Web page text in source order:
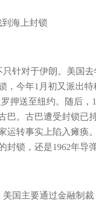
海上封锁
只针对于伊朗。美国去
，今年1 月初又派出
押送至纽约。随后， 1
巴。古巴遭受封锁已
运转事实上陷入瘫痪
封锁，还是1962年导
美国主要通过金融制